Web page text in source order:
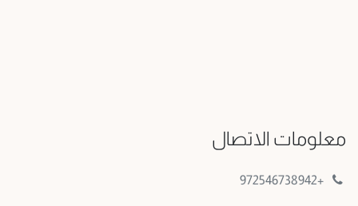
معلومات الاتصال
+972546738942